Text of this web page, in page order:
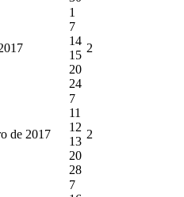
1
7
14
15
20
24
2
de 2017
7
11
12
13
20
28
2
7